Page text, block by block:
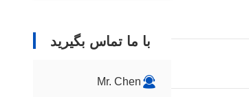
با ما تماس بگیرید
Mr. Chen